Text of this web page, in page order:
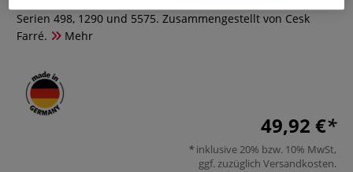
Serien 498, 1290 und 5575. Zusammengestellt von Cesk
Farré.
Mehr
49,92 €
inklusive 20% bzw. 10% MwSt,
ggf. zuzüglich Versandkosten.